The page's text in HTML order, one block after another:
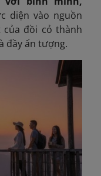
diện vào nguồn
của đồi cỏ thành
đầy ấn tượng.